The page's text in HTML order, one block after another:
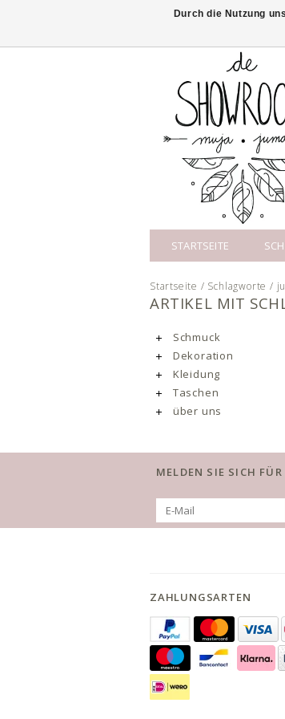
STARTSEITE
Startseite / Schlagworte /
ARTIKEL MIT
Schmuck
Dekoration
Kleidung
Taschen
über uns
Durch die Nutzung
MELDEN SIE SICH
ZAHLUNGSARTEN